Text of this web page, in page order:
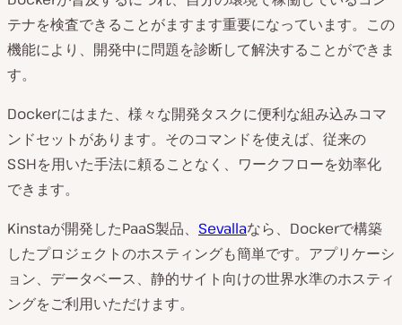
テナを検査できることがますます重要になっています。この
機能により、開発中に問題を診断して解決することができま
す。
Dockerにはまた、様々な開発タスクに便利な組み込みコマ
ンドセットがあります。そのコマンドを使えば、従来の
SSHを用いた手法に頼ることなく、ワークフローを効率化
できます。
Kinstaが開発したPaaS製品、 Sevallaなら、Dockerで構築
したプロジェクトのホスティングも簡単です。アプリケーシ
ョン、データベース、静的サイト向けの世界水準のホスティ
ングをご利用いただけます。